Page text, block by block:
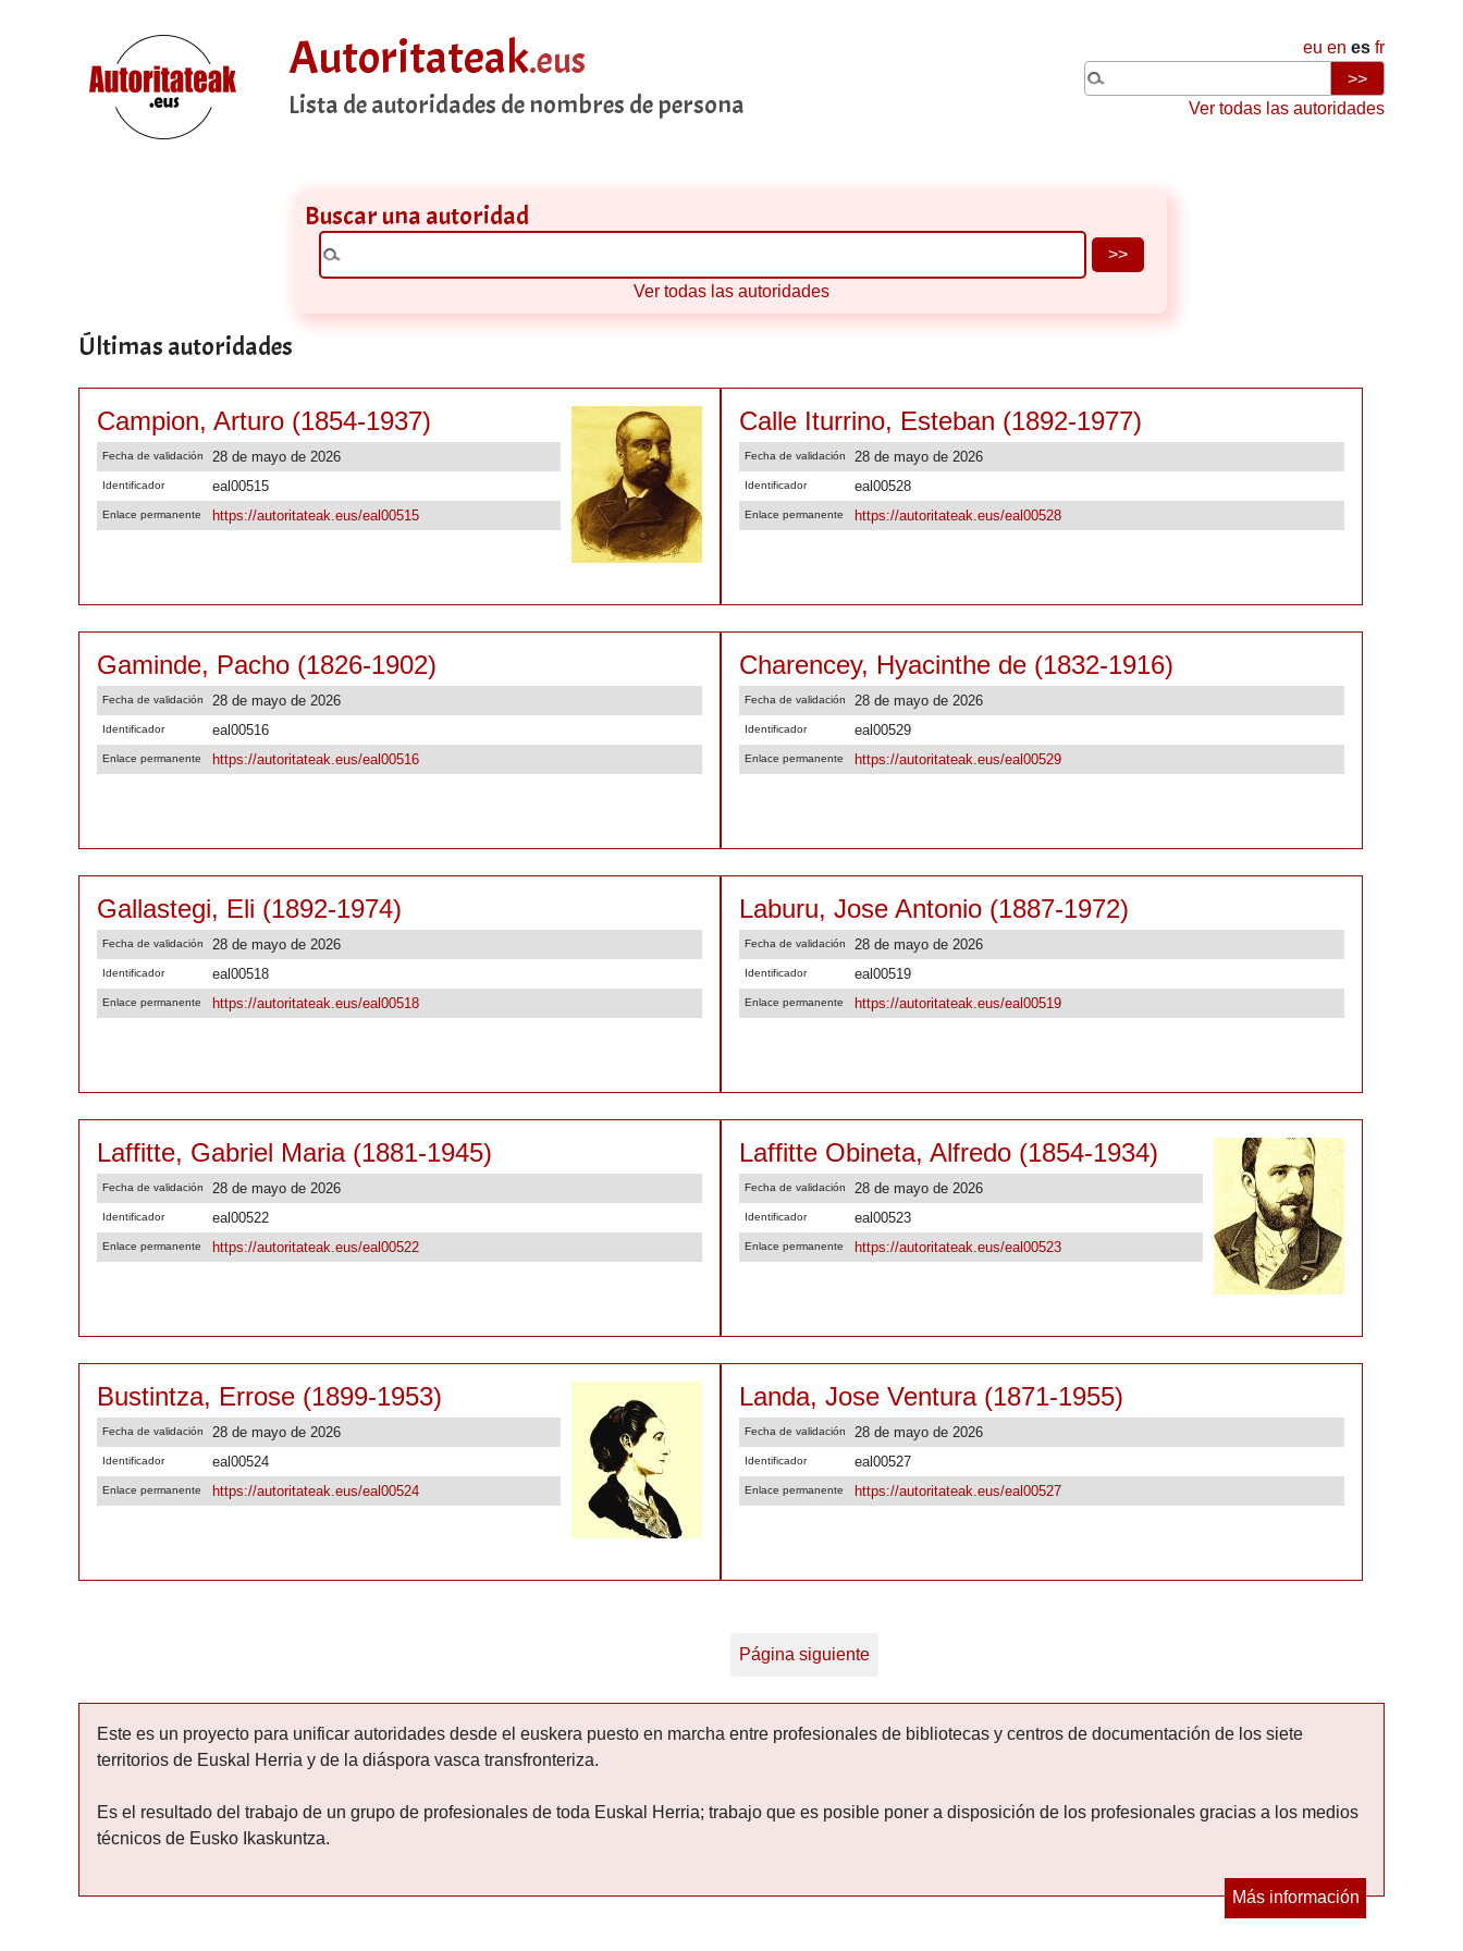
Autoritateak.eus
Lista de autoridades de nombres de persona
eu en es fr
Ver todas las autoridades
Buscar una autoridad
Ver todas las autoridades
Últimas autoridades
Campion, Arturo (1854-1937)
Fecha de validación 28 de mayo de 2026
Identificador eal00515
Enlace permanente https://autoritateak.eus/eal00515
Calle Iturrino, Esteban (1892-1977)
Fecha de validación 28 de mayo de 2026
Identificador eal00528
Enlace permanente https://autoritateak.eus/eal00528
Gaminde, Pacho (1826-1902)
Fecha de validación 28 de mayo de 2026
Identificador eal00516
Enlace permanente https://autoritateak.eus/eal00516
Charencey, Hyacinthe de (1832-1916)
Fecha de validación 28 de mayo de 2026
Identificador eal00529
Enlace permanente https://autoritateak.eus/eal00529
Gallastegi, Eli (1892-1974)
Fecha de validación 28 de mayo de 2026
Identificador eal00518
Enlace permanente https://autoritateak.eus/eal00518
Laburu, Jose Antonio (1887-1972)
Fecha de validación 28 de mayo de 2026
Identificador eal00519
Enlace permanente https://autoritateak.eus/eal00519
Laffitte, Gabriel Maria (1881-1945)
Fecha de validación 28 de mayo de 2026
Identificador eal00522
Enlace permanente https://autoritateak.eus/eal00522
Laffitte Obineta, Alfredo (1854-1934)
Fecha de validación 28 de mayo de 2026
Identificador eal00523
Enlace permanente https://autoritateak.eus/eal00523
Bustintza, Errose (1899-1953)
Fecha de validación 28 de mayo de 2026
Identificador eal00524
Enlace permanente https://autoritateak.eus/eal00524
Landa, Jose Ventura (1871-1955)
Fecha de validación 28 de mayo de 2026
Identificador eal00527
Enlace permanente https://autoritateak.eus/eal00527
Página siguiente
Presentación del proyecto
Este es un proyecto para unificar autoridades desde el euskera puesto en marcha entre profesionales de bibliotecas y centros de documentación de los siete
territorios de Euskal Herria y de la diáspora vasca transfronteriza.
Es el resultado del trabajo de un grupo de profesionales de toda Euskal Herria; trabajo que es posible poner a disposición de los profesionales gracias a los medios
técnicos de Eusko Ikaskuntza.
Más información